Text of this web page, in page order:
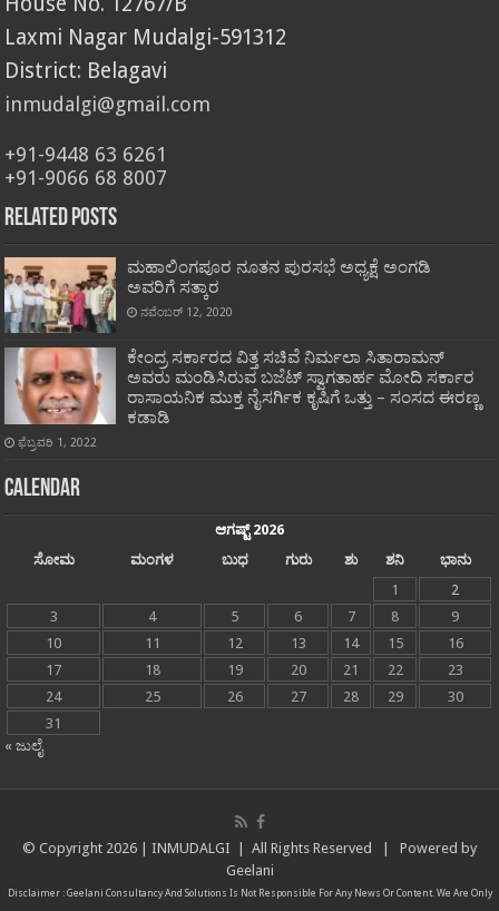
Laxmi Nagar Mudalgi-591312
District: Belagavi
inmudalgi@gmail.com
+91-9448 63 6261
+91-9066 68 8007
Related Posts
ಮಹಾಲಿಂಗಪೂರ ನೂತನ ಪುರಸಭೆ ಅಧ್ಯಕ್ಷೆ ಅಂಗಡಿ
ಅವರಿಗೆ ಸತ್ಕಾರ
ನವೆಂಬರ್ 12, 2020
ಕೇಂದ್ರ ಸರ್ಕಾರದ ವಿತ್ತ ಸಚಿವೆ ನಿರ್ಮಲಾ ಸಿತಾರಾಮನ್
ಅವರು ಮಂಡಿಸಿರುವ ಬಜೆಟ್ ಸ್ವಾಗತಾರ್ಹ ಮೋದಿ ಸರ್ಕಾರ
ರಾಸಾಯನಿಕ ಮುಕ್ತ ನೈಸರ್ಗಿಕ ಕೃಷಿಗೆ ಒತ್ತು – ಸಂಸದ ಈರಣ್ಣ
ಕಡಾಡಿ
ಫೆಬ್ರವರಿ 1, 2022
Calendar
ಆಗಷ್ಟ್ 2026
ಸೋಮ
ಮಂಗಳ ಬುಧ ಗುರು ಶು ಶನಿ
ಭಾನು
1
2
3
4 5 6 7 8
9
10
11 12 13 14 15
16
17
18 19 20 21 22
23
24
25 26 27 28 29
30
31
« ಜುಲೈ
© Copyright 2026 | INMUDALGI | All Rights Reserved | Powered by
Geelani
Disclaimer : Geelani Consultancy And Solutions Is Not Responsible For Any News Or Content. We Are Only